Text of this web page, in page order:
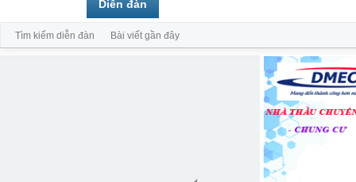
Diễn đàn
Tìm kiếm diễn đàn Bài viết gần đây